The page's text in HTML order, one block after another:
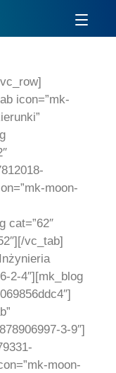
icon=”mk-
moon-
cat=”62″
vc_tab]
2-4″][mk_blog
3-9″]
moon-